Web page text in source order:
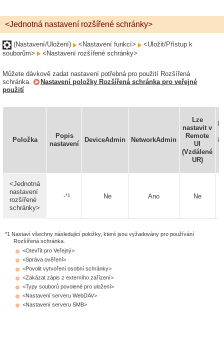
<Jednotná nastavení rozšířené schránky>
(Nastavení/Uložení) <Nastavení funkcí>
<Uložit/Přístup k
souborům>
<Nastavení rozšířené schránky>
Můžete dávkově zadat nastavení potřebná pro použití Rozšířená
schránka.
Nastavení položky Rozšířená schránka pro veřejné
použití
Položka
Popis
nastavení
DeviceAdmin NetworkAdmin
Lze
nastavit v
Remote
UI
(Vzdálené
UR)
<Jednotná
nastavení
rozšířené
schránky>
-*1 Ne Ano Ne
*1 Nastaví všechny následující položky, které jsou vyžadovány pro používání
Rozšířená schránka.
<Otevřít pro Veřejný>
<Správa ověření>
<Povolit vytvoření osobní schránky>
<Zakázat zápis z externího zařízení>
<Typy souborů povolené pro uložení>
<Nastavení serveru WebDAV>
<Nastavení serveru SMB>